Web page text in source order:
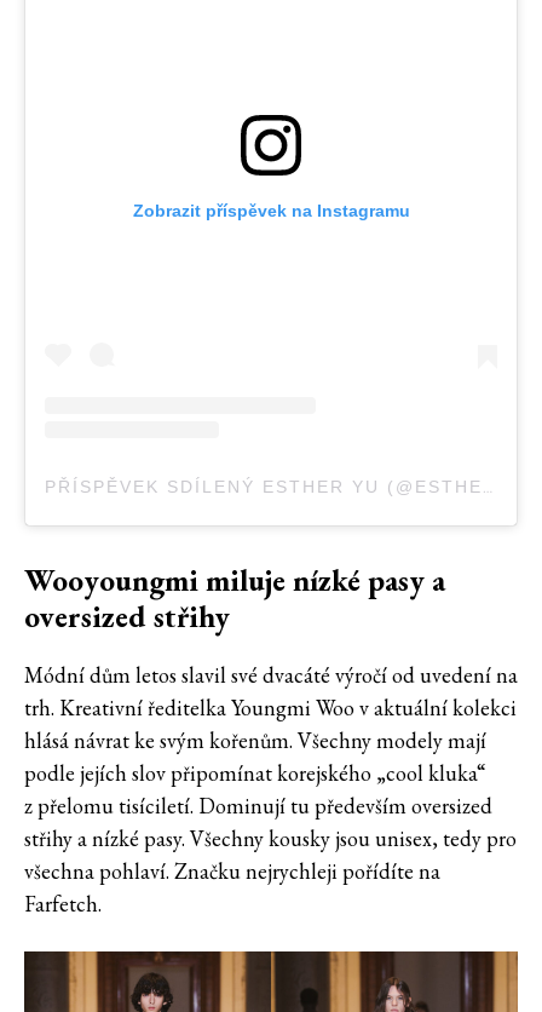
Zobrazit příspěvek na Instagramu
PŘÍSPĚVEK SDÍLENÝ ESTHER YU (@ESTHEEERRRRR)
Wooyoungmi miluje nízké pasy a
oversized střihy
Módní dům letos slavil své dvacáté výročí od uvedení na
trh. Kreativní ředitelka Youngmi Woo v aktuální kolekci
hlásá návrat ke svým kořenům. Všechny modely mají
podle jejích slov připomínat korejského „cool kluka“
z přelomu tisíciletí. Dominují tu především oversized
střihy a nízké pasy. Všechny kousky jsou unisex, tedy pro
všechna pohlaví. Značku nejrychleji pořídíte na
Farfetch.